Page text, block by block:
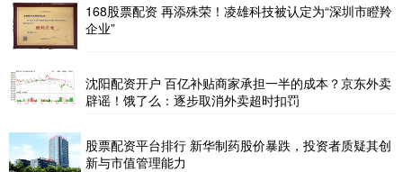
168股票配资 再添殊荣！凌雄科技被认定为“深圳市瞪羚
企业”
沈阳配资开户 百亿补贴商家承担一半的成本？京东外卖
辟谣！饿了么：逐步取消外卖超时扣罚
股票配资平台排行 新华制药股价暴跌，投资者质疑其创
新与市值管理能力